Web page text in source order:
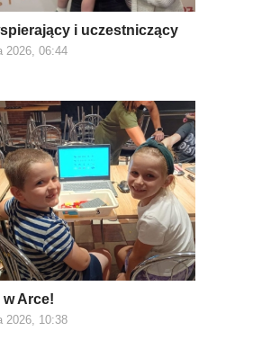
i uczestniczący
2026, 06:44
w Arce!
2026, 10:38